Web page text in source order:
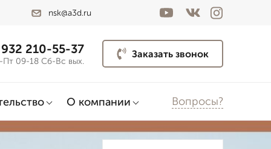
nsk@a3d.ru
210-55-37
09-18 Сб-Вс вых.
Заказать звонок
О компании Вопросы?